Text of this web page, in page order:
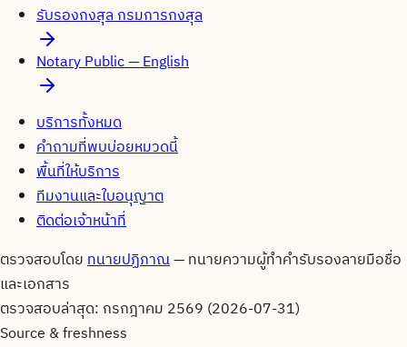
รับรองกงสุล กรมการกงสุล
Notary Public — English
บริการทั้งหมด
คำถามที่พบบ่อยหมวดนี้
พื้นที่ให้บริการ
ทีมงานและใบอนุญาต
ติดต่อเจ้าหน้าที่
ตรวจสอบโดยทนายปฏิภาณ—ทนายความผู้ทำคำรับรองลายมือชื่อ
และเอกสาร
ตรวจสอบล่าสุด: กรกฎาคม 2569 (2026-07-31)
Source & freshness